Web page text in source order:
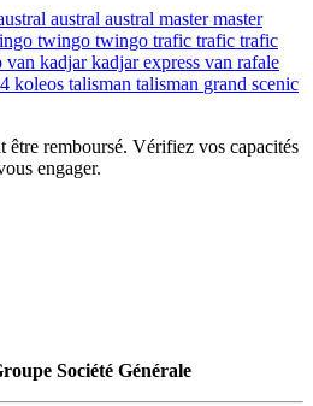
austral austral master master
twingo twingo trafic trafic trafic
van kadjar kadjar express van rafale
4 koleos talisman talisman grand scenic
être remboursé. Vérifiez vos capacités
engager.
Société Générale